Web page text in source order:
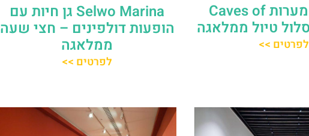
מתחם המערות Caves of
לפרטים >>
Selwo Marina גן חיות עם
הופעות דולפינים – חצי שעה
ממלאגה
לפרטים >>